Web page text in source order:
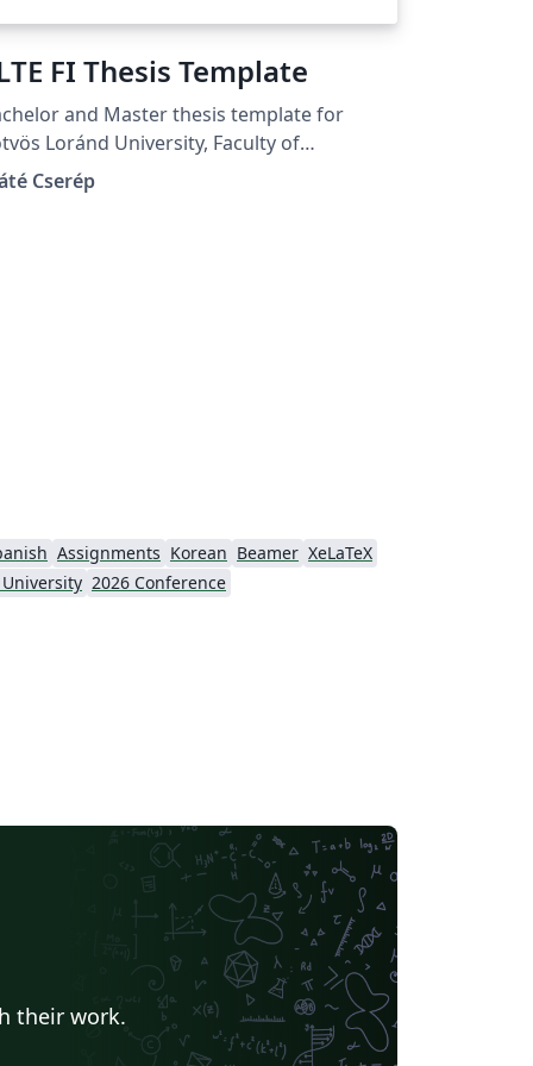
FI Thesis Template
and Master thesis template for
Loránd University, Faculty of
The template supports
both Hungarian and English
Cserép
Assignments Korean Beamer XeLaTeX
2026 Conference
their work.